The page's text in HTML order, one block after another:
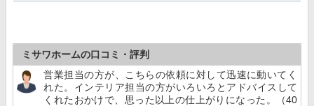
ミサワホームの口コミ・評判
営業担当の方が、こちらの依頼に対して迅速に動いてく
れた。インテリア担当の方がいろいろとアドバイスして
くれたおかけで、思った以上の仕上がりになった。（40